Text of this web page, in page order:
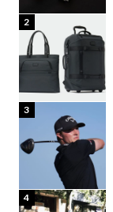
2
3
4